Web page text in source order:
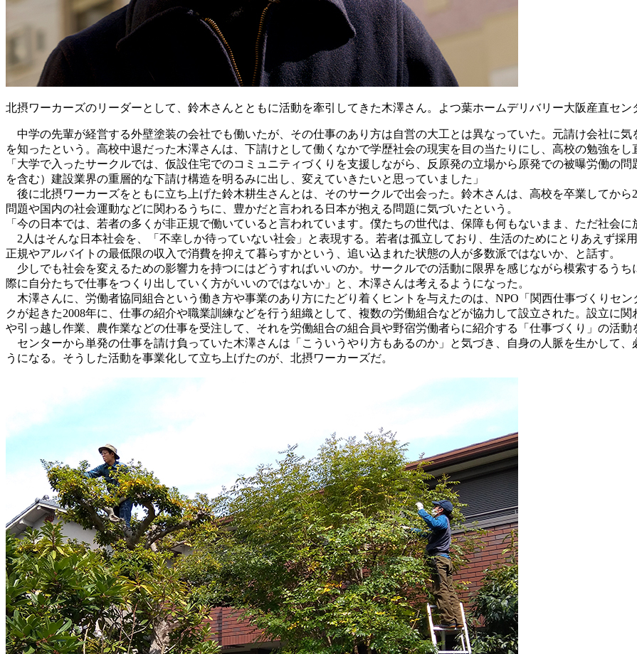
北摂ワーカーズのリーダーとして、鈴木さんとともに活動を牽引してきた木澤さん。よつ葉ホームデリバリー大阪産直セ
中学の先輩が経営する外壁塗装の会社でも働いたが、その仕事のあり方は自営の大工とは異なっていた。元請け会社に
を知ったという。高校中退だった木澤さんは、下請けとして働くなかで学歴社会の現実を目の当たりにし、高校の勉強をし
「大学で入ったサークルでは、仮設住宅でのコミュニティづくりを支援しながら、反原発の立場から原発での被曝労働の
を含む）建設業界の重層的な下請け構造を明るみに出し、変えていきたいと思っていました」
後に北摂ワーカーズをともに立ち上げた鈴木耕生さんとは、そのサークルで出会った。鈴木さんは、高校を卒業してか
問題や国内の社会運動などに関わるうちに、豊かだと言われる日本が抱える問題に気づいたという。
「今の日本では、若者の多くが非正規で働いていると言われています。僕たちの世代は、保障も何もないまま、ただ社会に
2人はそんな日本社会を、「不幸しか待っていない社会」と表現する。若者は孤立しており、生活のためにとりあえず採
正規やアルバイトの最低限の収入で消費を抑えて暮らすかという、追い込まれた状態の人が多数派ではないか、と話す。
少しでも社会を変えるための影響力を持つにはどうすればいいのか。サークルでの活動に限界を感じながら模索するう
際に自分たちで仕事をつくり出していく方がいいのではないか」と、木澤さんは考えるようになった。
木澤さんに、労働者協同組合という働き方や事業のあり方にたどり着くヒントを与えたのは、NPO「関西仕事づくりセ
クが起きた2008年に、仕事の紹介や職業訓練などを行う組織として、複数の労働組合などが協力して設立された。設立に
や引っ越し作業、農作業などの仕事を受注して、それを労働組合の組合員や野宿労働者らに紹介する「仕事づくり」の活
センターから単発の仕事を請け負っていた木澤さんは「こういうやり方もあるのか」と気づき、自身の人脈を生かして
うになる。そうした活動を事業化して立ち上げたのが、北摂ワーカーズだ。